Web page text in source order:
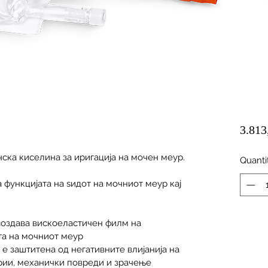
киселина за иригација на мочен меур.
на ѕидот на мочниот меур кај
вискоеластичен филм на
на мочниот меур
заштитена од негативните влијанија на
механички повреди и зрачење